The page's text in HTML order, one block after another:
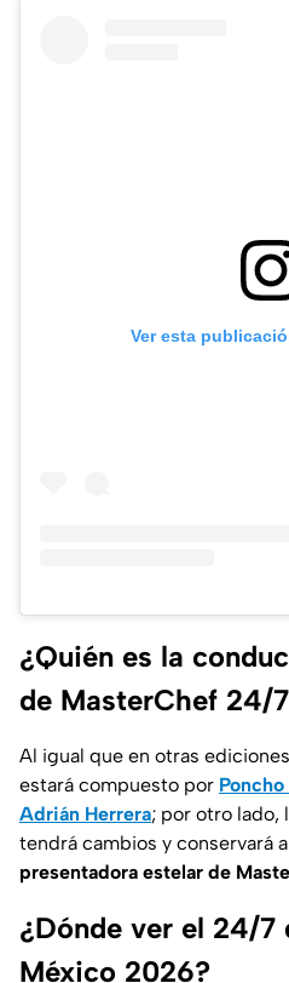
Ver esta
¿Quién es la
de MasterChef 24/
Al igual que en otras
estará compuesto por
Adrián Herrera; por otro lado,
tendrá cambios y conservará a
presentadora estelar de
¿Dónde ver el 24/7
México 2026?